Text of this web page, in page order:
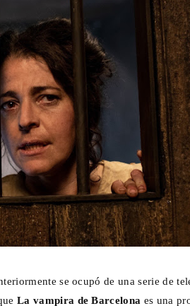
se ocupó de una serie de
La vampira de Barcelona es una